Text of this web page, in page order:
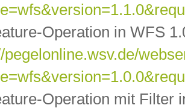
Operation in WFS
pegelonline.wsv.de/
Operation mit Filter